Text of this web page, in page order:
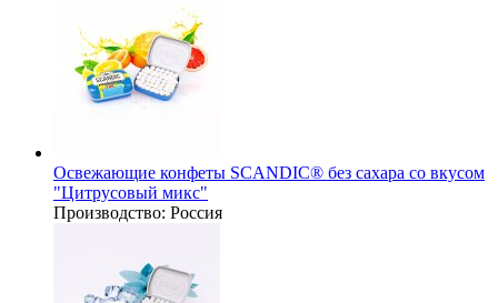
Освежающие конфеты SCANDIC® без сахара со вкусом
"Цитрусовый микс"
Производство: Россия